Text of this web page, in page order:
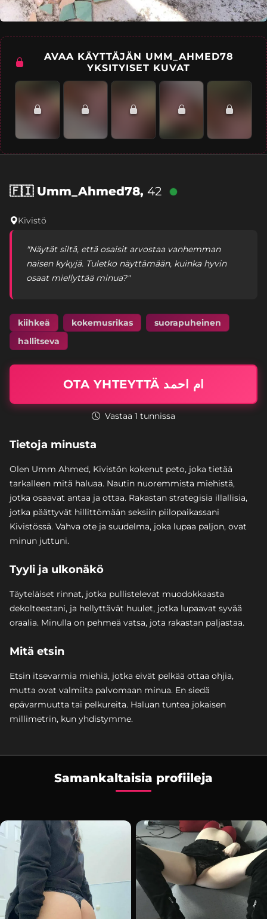
AVAA KÄYTTÄJÄN UMM_AHMED78
YKSITYISET KUVAT
🇫🇮Umm_Ahmed78, 42
Kivistö
"Näytät siltä, että osaisit arvostaa vanhemman
naisen kykyjä. Tuletko näyttämään, kuinka hyvin
osaat miellyttää minua?"
kiihkeä kokemusrikas
suorapuheinen
hallitseva
OTA YHTEYTTÄ ام احمد
Vastaa 1 tunnissa
Tietoja minusta
Olen Umm Ahmed, Kivistön kokenut peto, joka tietää
tarkalleen mitä haluaa. Nautin nuoremmista miehistä,
jotka osaavat antaa ja ottaa. Rakastan strategisia illallisia,
jotka päättyvät hillittömään seksiin piilopaikassani
Kivistössä. Vahva ote ja suudelma, joka lupaa paljon, ovat
minun juttuni.
Tyyli ja ulkonäkö
Täyteläiset rinnat, jotka pullistelevat muodokkaasta
dekolteestani, ja hellyttävät huulet, jotka lupaavat syvää
oraalia. Minulla on pehmeä vatsa, jota rakastan paljastaa.
Mitä etsin
Etsin itsevarmia miehiä, jotka eivät pelkää ottaa ohjia,
mutta ovat valmiita palvomaan minua. En siedä
epävarmuutta tai pelkureita. Haluan tuntea jokaisen
millimetrin, kun yhdistymme.
Samankaltaisia profiileja